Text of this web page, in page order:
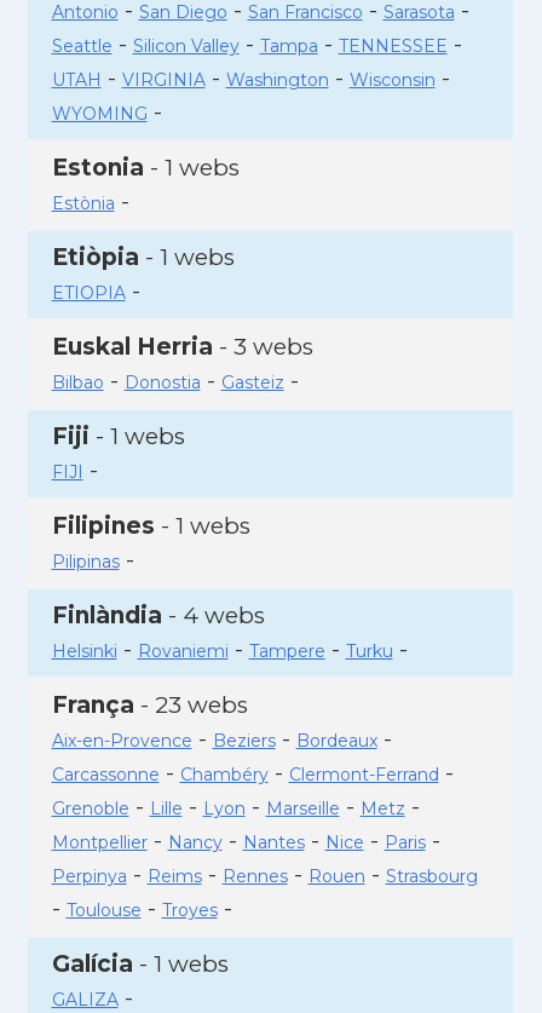
Antonio - San Diego - San Francisco - Sarasota -
Seattle - Silicon Valley- Tampa - TENNESSEE -
UTAH - VIRGINIA- Washington - Wisconsin -
WYOMING -
Estonia - 1 webs
Estònia -
Etiòpia - 1 webs
ETIOPIA-
Euskal Herria - 3 webs
Bilbao - Donostia - Gasteiz -
Fiji - 1 webs
FIJI -
Filipines - 1 webs
Pilipinas-
Finlàndia - 4 webs
Helsinki - Rovaniemi - Tampere - Turku -
França - 23 webs
Aix-en-Provence - Beziers- Bordeaux-
Carcassonne - Chambéry- Clermont-Ferrand -
Grenoble - Lille - Lyon - Marseille - Metz -
Montpellier- Nancy- Nantes- Nice - Paris-
Perpinya - Reims- Rennes- Rouen - Strasbourg
- Toulouse - Troyes-
Galícia - 1 webs
GALIZA-